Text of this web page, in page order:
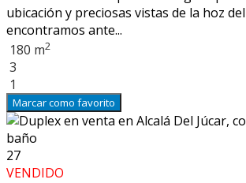
ubicación y preciosas vistas de la hoz
encontramos ante...
180 m2
3
1
Marcar como favorito
27
VENDIDO